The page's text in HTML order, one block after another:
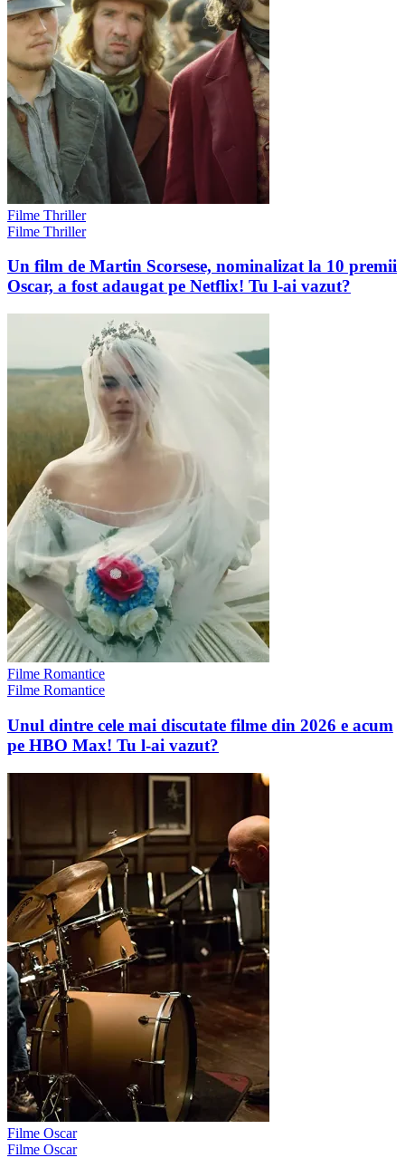
Filme Thriller
Filme Thriller
Un film de Martin Scorsese, nominalizat la 10 premii
Oscar, a fost adaugat pe Netflix! Tu l-ai vazut?
Filme Romantice
Filme Romantice
Unul dintre cele mai discutate filme din 2026 e acum
pe HBO Max! Tu l-ai vazut?
Filme Oscar
Filme Oscar